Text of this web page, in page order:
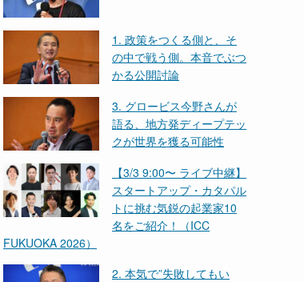
1. 政策をつくる側と、そ
の中で戦う側。本音でぶつ
かる公開討論
3. グロービス今野さんが
語る、地方発ディープテッ
クが世界を獲る可能性
【3/3 9:00〜 ライブ中継】
スタートアップ・カタパル
トに挑む気鋭の起業家10
名をご紹介！（ICC
FUKUOKA 2026）
2. 本気で”失敗してもい